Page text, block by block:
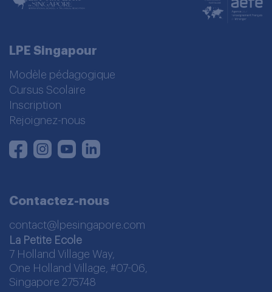
LPE Singapour
Modèle pédagogique
Cursus Scolaire
Inscription
Rejoignez-nous
FacebookInstagram
Youtube
Contactez-nous
contact@lpesingapore.com
La Petite Ecole
7 Holland Village Way,
One Holland Village, #07-06,
Singapore 275748